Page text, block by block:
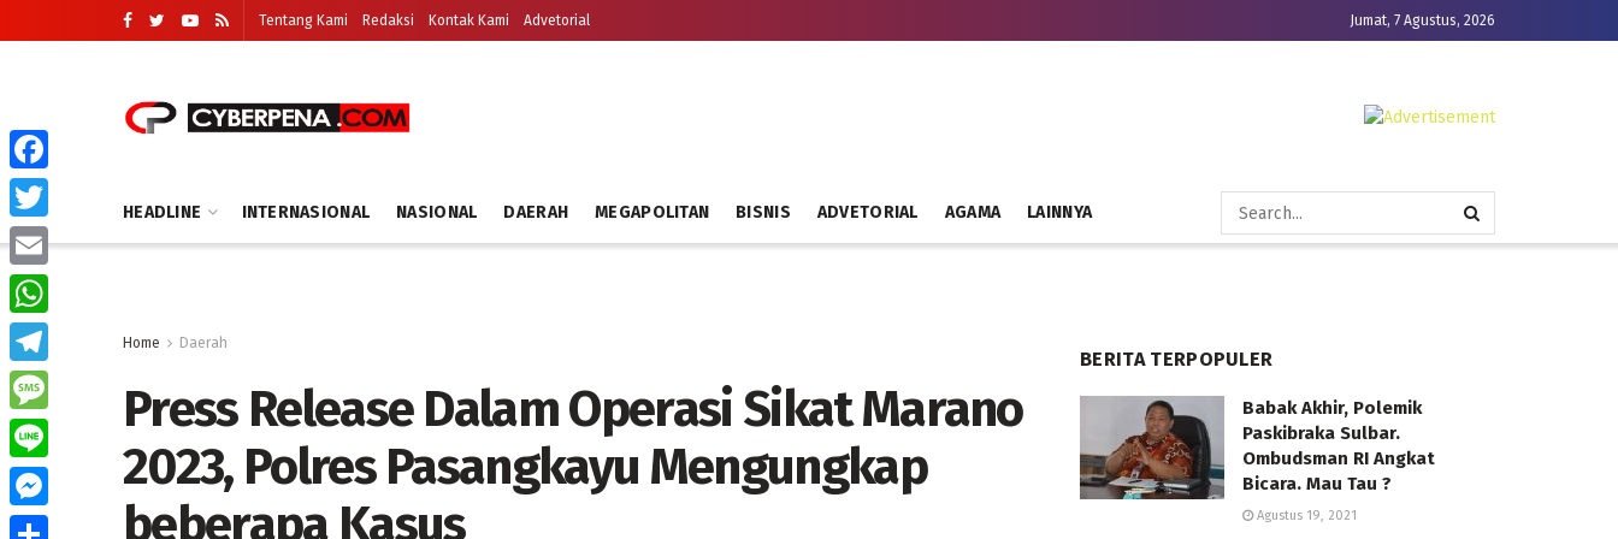
Tentang Kami Redaksi Kontak Kami Advetorial Jumat, 7 Agustus, 2026
HEADLINE INTERNASIONAL NASIONAL DAERAH MEGAPOLITAN BISNIS ADVETORIAL AGAMA LAINNYA
Home Daerah
Press Release Dalam Operasi Sikat Marano
2023, Polres Pasangkayu Mengungkap
beberapa Kasus
BERITA TERPOPULER
Babak Akhir, Polemik
Paskibraka Sulbar.
Ombudsman RI Angkat
Bicara. Mau Tau ?
Agustus 19, 2021
Facebook
Twitter
Email
WhatsApp
Telegram
Message
Line
Messenger